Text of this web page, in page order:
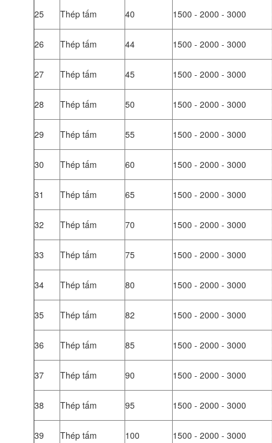
25 Thép tấm 40 1500 - 2000 - 3000
26 Thép tấm 44 1500 - 2000 - 3000
27 Thép tấm 45 1500 - 2000 - 3000
28 Thép tấm 50 1500 - 2000 - 3000
29 Thép tấm 55 1500 - 2000 - 3000
30 Thép tấm 60 1500 - 2000 - 3000
31 Thép tấm 65 1500 - 2000 - 3000
32 Thép tấm 70 1500 - 2000 - 3000
33 Thép tấm 75 1500 - 2000 - 3000
34 Thép tấm 80 1500 - 2000 - 3000
35 Thép tấm 82 1500 - 2000 - 3000
36 Thép tấm 85 1500 - 2000 - 3000
37 Thép tấm 90 1500 - 2000 - 3000
38 Thép tấm 95 1500 - 2000 - 3000
39 Thép tấm 100 1500 - 2000 - 3000